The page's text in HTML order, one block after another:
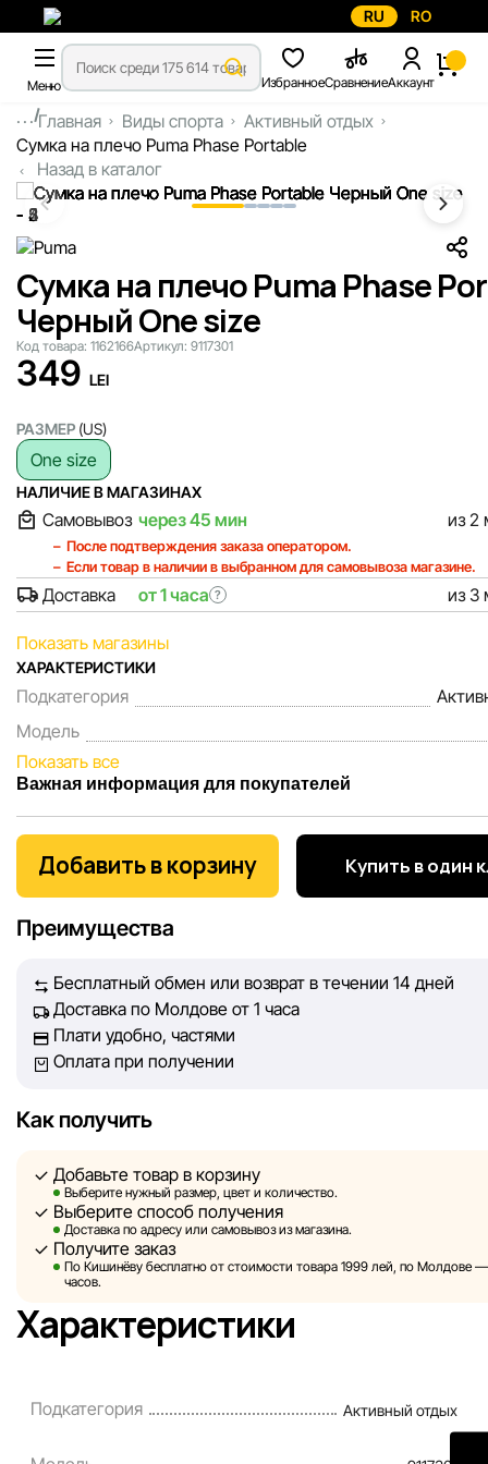
RU RO
Меню ИзбранноеСравнениеАккаунт
...Главная Виды спорта
Активный отдых
Сумка на плечо Puma Phase Portable
Назад в каталог
Сумка на плечо Puma Phase
Черный One size
Код товара: 1162166Артикул: 9117301
349 LEI
РАЗМЕР (US)
One size
НАЛИЧИЕ В МАГАЗИНАХ
Самовывоз через 45 мин из 2
После подтверждения заказа оператором.
Если товар в наличии в выбранном для самовывоза магазине.
Доставка от 1 часа ? из 3
Показать магазины
ХАРАКТЕРИСТИКИ
Подкатегория
Модель
Показать все
Важная информация для покупателей
Мы, команда сети магазинов Sportlandia, ценим доверие
покупателей. Каждый день мы работаем над тем, чтобы
информация о товарах и услугах, представленная на
обеспечить вас достоверной информацией, чтобы вы
Однако, несмотря на постоянный контроль, Sportlandia
гарантировать абсолютную точность всех данных,
сайте, ввиду возможных технических ошибок или сбоев.
сторонних ресурсах, ссылки на которые могут быть
Sportlandia оставляет за собой право в одностороннем
без предварительного уведомления вносить изменения в
характеристики и потребительские свойства товаров.
Изображения, представленные на сайте, являются
Общая информация о товарах предоставляется в
целях.
Цены на товары, а также условия предоставления скидок,
подарков, рассрочки и кредитования могут быть
компанией Sportlandia в одностороннем порядке и без
Добавить в корзину Купить в один
Преимущества
Бесплатный обмен или возврат в течении 14 дней
Доставка по Молдове от 1 часа
Плати удобно, частями
Оплата при получении
Как получить
Добавьте товар в корзину
Выберите нужный размер, цвет и количество.
Выберите способ получения
Доставка по адресу или самовывоз из магазина.
Получите заказ
По Кишинёву бесплатно от стоимости товара 1999 лей, по Молдове —
часов.
Характеристики
Подкатегория Активный отдых